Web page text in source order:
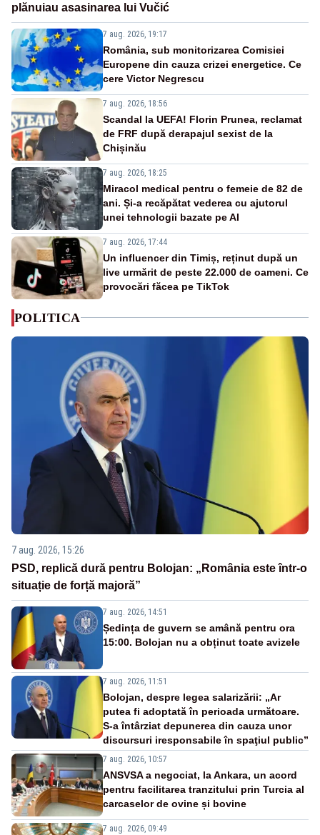
plănuiau asasinarea lui Vučić
7 aug. 2026, 19:17
România, sub monitorizarea Comisiei
Europene din cauza crizei energetice. Ce
cere Victor Negrescu
7 aug. 2026, 18:56
Scandal la UEFA! Florin Prunea, reclamat
de FRF după derapajul sexist de la
Chișinău
7 aug. 2026, 18:25
Miracol medical pentru o femeie de 82 de
ani. Și-a recăpătat vederea cu ajutorul
unei tehnologii bazate pe AI
7 aug. 2026, 17:44
Un influencer din Timiș, reținut după un
live urmărit de peste 22.000 de oameni. Ce
provocări făcea pe TikTok
POLITICA
7 aug. 2026, 15:26
PSD, replică dură pentru Bolojan: „România este într-o
situație de forță majoră”
7 aug. 2026, 14:51
Ședința de guvern se amână pentru ora
15:00. Bolojan nu a obținut toate avizele
7 aug. 2026, 11:51
Bolojan, despre legea salarizării: „Ar
putea fi adoptată în perioada următoare.
S-a întârziat depunerea din cauza unor
discursuri iresponsabile în spaţiul public”
7 aug. 2026, 10:57
ANSVSA a negociat, la Ankara, un acord
pentru facilitarea tranzitului prin Turcia al
carcaselor de ovine și bovine
7 aug. 2026, 09:49